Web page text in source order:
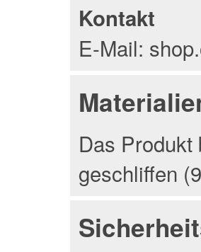
Kontakt
E-Mail:
Das
geschliffen